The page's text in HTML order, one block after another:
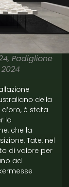
Padiglione
della
è stata
la
che la
Tate, nel
di valore per
ad